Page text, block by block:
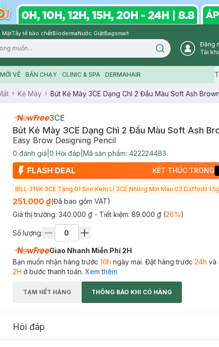
MặtTẩy tế bào chếtBiodermaNước GiặtBagsmart
Search icon
Đăng
Tài
VỀ BÁN CHẠY CLINIC & SPA DERMAHAIR
Kẻ Mày Bút Kẻ Mày 3CE Dạng Chì 2 Đầu Màu Soft Ash
3CE
Bút Kẻ Mày 3CE Dạng Chì 2 Đầu Màu Soft Ash
Easy Brow ​Designing Pencil
0 đánh giá 0 Hỏi đáp Mã sản phẩm: 422224483
KẾT THÚC TRONG
BILL 319K 3CE Tặng 01 Son Kem Lì 3CE Nhung Mịn Màu 03 Daffodil
251.000 ₫(Đã bao gồm VAT)
Giá thị trường: 340.000 ₫ - Tiết kiệm: 89.000 ₫(26%)
Số lượng:
Giao Nhanh Miễn Phí 2H
Bạn muốn nhận hàng trước 10h ngày mai. Đặt hàng trước 24h và
2H ở bước thanh toán. Xem thêm
TẠM HẾT HÀNG THÔNG BÁO KHI CÓ HÀNG
Hỏi đáp